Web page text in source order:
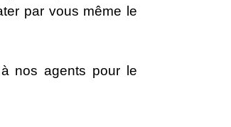
par vous même le
nos agents pour le